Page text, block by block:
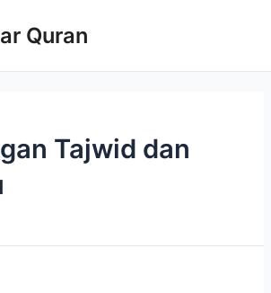
Quran
Tajwid dan